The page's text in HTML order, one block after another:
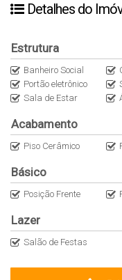
Detalhes do
Estrutura
Banheiro Social
Portão eletrônico
Sala de Estar
Acabamento
Piso Cerâmico
Básico
Posição Frente
Lazer
Salão de Festas